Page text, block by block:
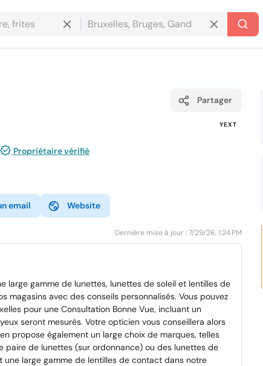
YEXT
Partager
Propriétaire vérifié
email Website
Dernière mise à jour : 7/29/26, 1:24 PM
large gamme de lunettes, lunettes de soleil et lentilles de
avec des conseils personnalisés. Vous pouvez
pour une Consultation Bonne Vue, incluant un
seront mesurés. Votre opticien vous conseillera alors
propose également un large choix de marques, telles
paire de lunettes (sur ordonnance) ou des lunettes de
large gamme de lentilles de contact dans notre